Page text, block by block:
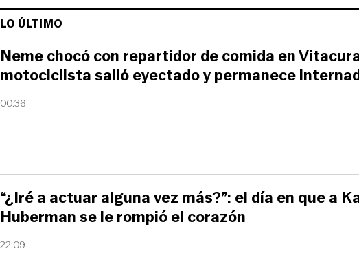
LO ÚLTIMO
00:36
Neme chocó con repartidor de comida en
motociclista salió eyectado y permanece
22:09
“¿Iré a actuar alguna vez más?”: el día en que a
Huberman se le rompió el corazón